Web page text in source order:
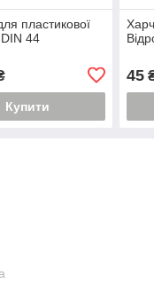
пластикової
DIN 44
Купити
45